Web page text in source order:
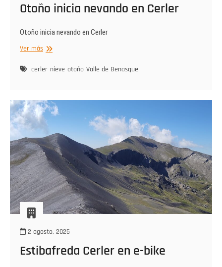
Otoño inicia nevando en Cerler
Otoño inicia nevando en Cerler
Ver másOtoño
nevando
cerler nieve otoño Valle de Benasque
2 agosto, 2025
Estibafreda Cerler en e-bike